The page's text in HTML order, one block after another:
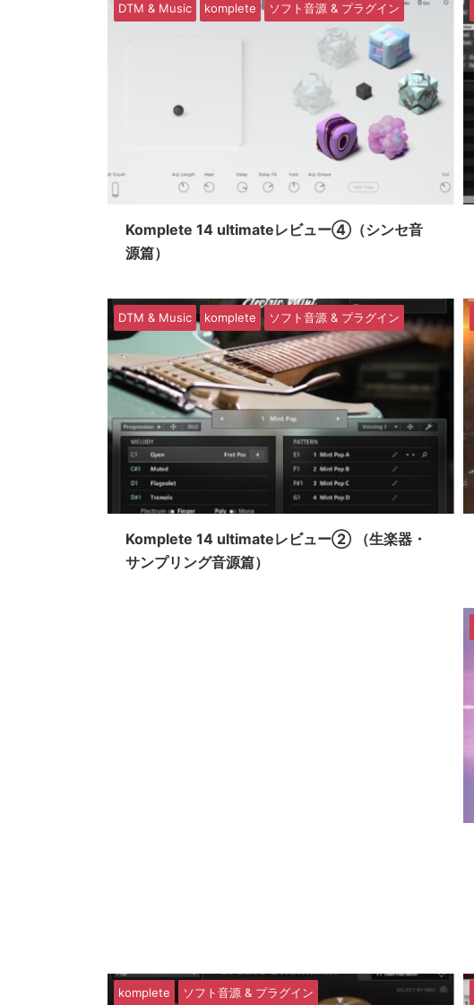
DTM & Music komplete ソフト音源 & プラグイン
Komplete 14 ultimateレビュー④（シンセ音
源篇）
DTM & Music komplete ソフト音源 & プラグイン
Komplete 14 ultimateレビュー② （生楽器・
サンプリング音源篇）
komplete ソフト音源 & プラグイン